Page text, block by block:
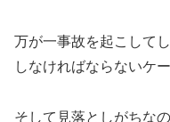
万が一事故を起こして
しなければならないケ
そして見落としがちな